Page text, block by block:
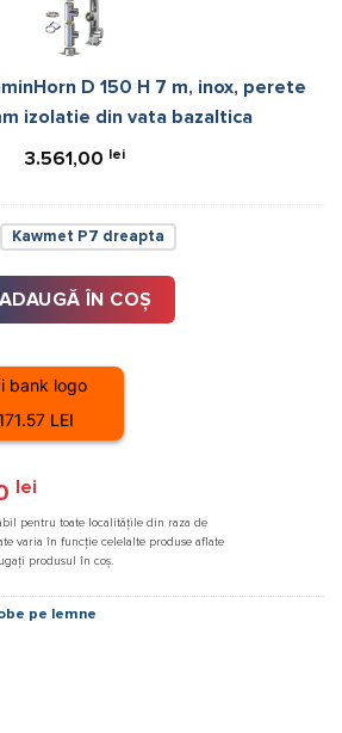
energetică
A,
EcoDesign.
Garanție
5
KaminHorn
H
7
perete
dublu,
vata
bazaltica
D 150 H 7 m, inox, perete
izolatie din vata bazaltica
3.561,00 lei
Kawmet P7 dreapta
KAWMET P7 ECO cu ușă laterală
ADAUGĂ ÎN COȘ
LEI
lei
pentru toate localitățile din raza de
varia în funcție celelalte produse aflate
produsul în coș.
pe lemne